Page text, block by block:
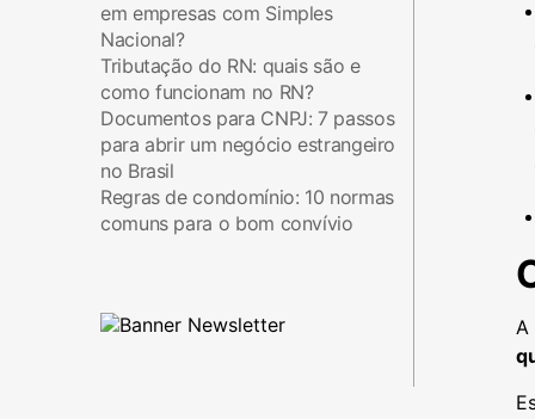
em empresas com Simples
Nacional?
Tributação do RN: quais são e
como funcionam no RN?
Documentos para CNPJ: 7 passos
para abrir um negócio estrangeiro
no Brasil
Regras de condomínio: 10 normas
comuns para o bom convívio
A